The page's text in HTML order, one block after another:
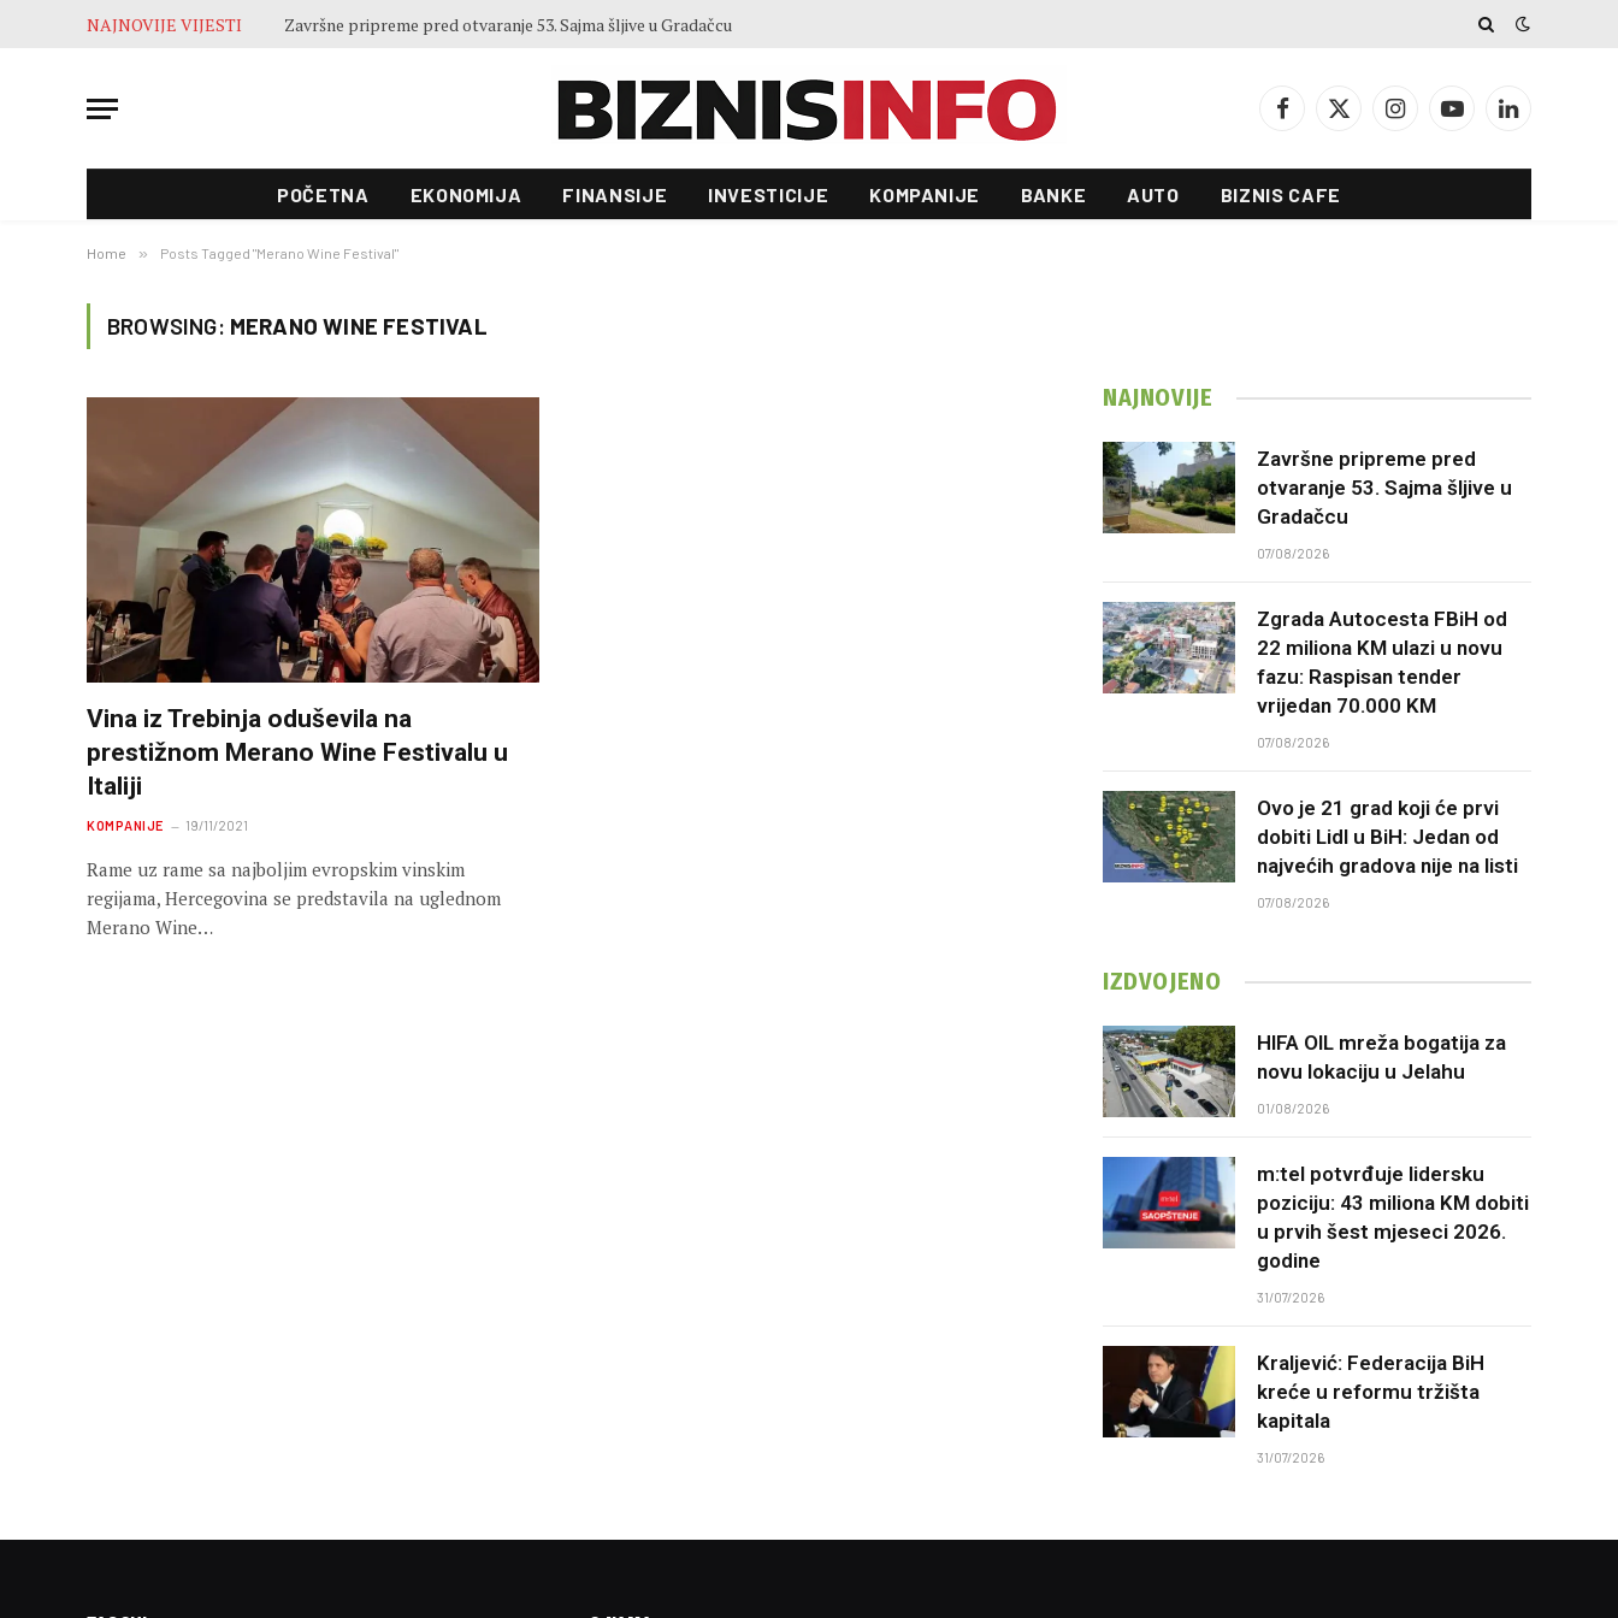
NAJNOVIJE VIJESTI Završne pripreme pred otvaranje 53. Sajma šljive u Gradačcu
Facebook
X
InstagramYouTubeLinkedIn
POČETNA EKONOMIJA FINANSIJE INVESTICIJE KOMPANIJE BANKE AUTO BIZNIS CAFE
Home » Posts Tagged "Merano Wine Festival"
BROWSING: MERANO WINE FESTIVAL
Vina iz Trebinja oduševila na
prestižnom Merano Wine Festivalu u
Italiji
KOMPANIJE 19/11/2021
Rame uz rame sa najboljim evropskim vinskim
regijama, Hercegovina se predstavila na uglednom
Merano Wine…
NAJNOVIJE
Završne pripreme pred
otvaranje 53. Sajma šljive u
Gradačcu
07/08/2026
Zgrada Autocesta FBiH od
22 miliona KM ulazi u novu
fazu: Raspisan tender
vrijedan 70.000 KM
07/08/2026
Ovo je 21 grad koji će prvi
dobiti Lidl u BiH: Jedan od
najvećih gradova nije na listi
07/08/2026
IZDVOJENO
HIFA OIL mreža bogatija za
novu lokaciju u Jelahu
01/08/2026
m:tel potvrđuje lidersku
poziciju: 43 miliona KM dobiti
u prvih šest mjeseci 2026.
godine
31/07/2026
Kraljević: Federacija BiH
kreće u reformu tržišta
kapitala
31/07/2026